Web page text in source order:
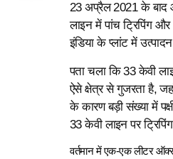
23 अप्रैल2021 के
लाइन में पांच ट्रिपिंग
इंडिया के प्लांटमें
पता चला कि 33 केवी
ऐसे क्षेत्र से गुजरता है,
के कारण बड़ी संख्या में
33 केवी लाइन पर
वर्तमान में एक-एक लीटर